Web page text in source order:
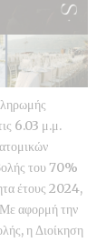
6.03 μ.μ.
του 70%
έτους 2024,
αφορμή την
η Διοίκηση